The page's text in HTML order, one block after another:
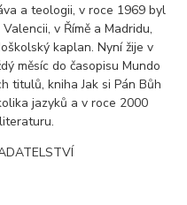
a teologii, v roce 1969 byl
v Římě a Madridu,
kaplan. Nyní žije v
měsíc do časopisu Mundo
titulů, kniha Jak si Pán Bůh
jazyků a v roce 2000